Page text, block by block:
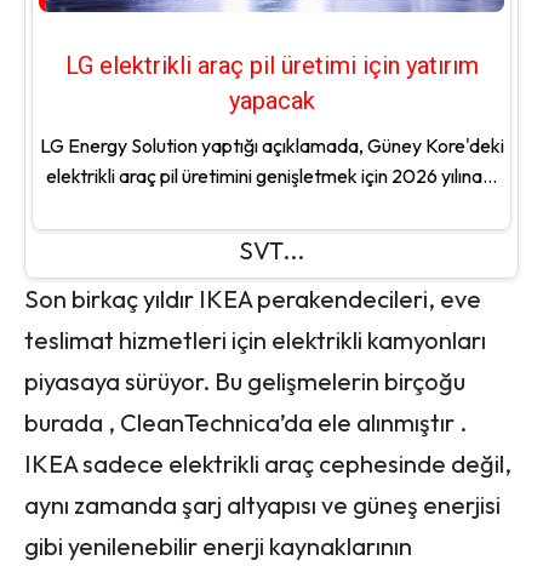
LG elektrikli araç pil üretimi için yatırım
yapacak
LG Energy Solution yaptığı açıklamada, Güney Kore'deki
elektrikli araç pil üretimini genişletmek için 2026 yılına...
SVT...
Son birkaç yıldır IKEA perakendecileri, eve
teslimat hizmetleri için elektrikli kamyonları
piyasaya sürüyor. Bu gelişmelerin birçoğu
burada , CleanTechnica’da ele alınmıştır .
IKEA sadece elektrikli araç cephesinde değil,
aynı zamanda şarj altyapısı ve güneş enerjisi
gibi yenilenebilir enerji kaynaklarının